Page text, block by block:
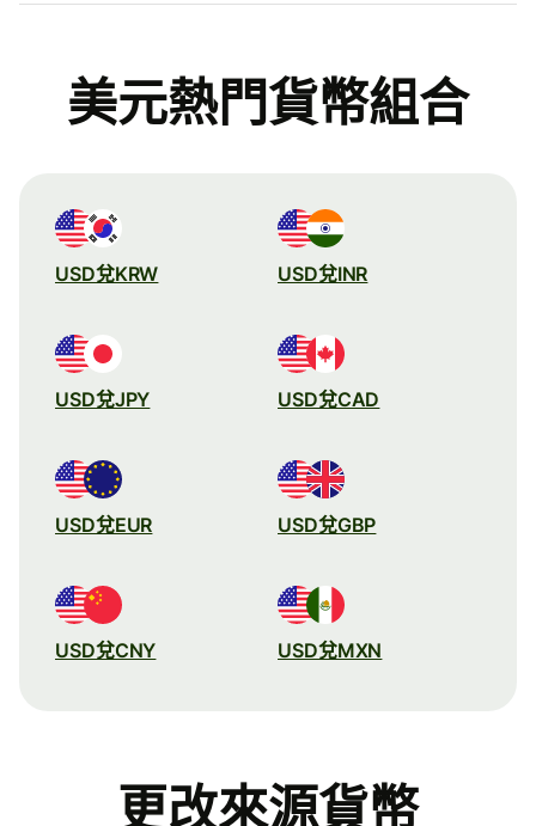
美元熱門貨幣組合
USD兌KRW USD兌INR
USD兌JPY USD兌CAD
USD兌EUR USD兌GBP
USD兌CNY USD兌MXN
更改來源貨幣